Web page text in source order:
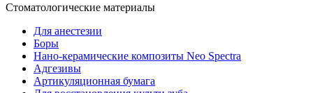
Стоматологические материалы
Для анестезии
Боры
Нано-керамические композиты Neo Spectra
Адгезивы
Артикуляционная бумага